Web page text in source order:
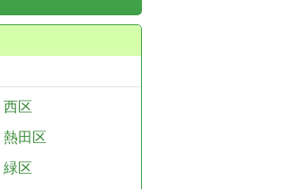
西区
熱田区
緑区